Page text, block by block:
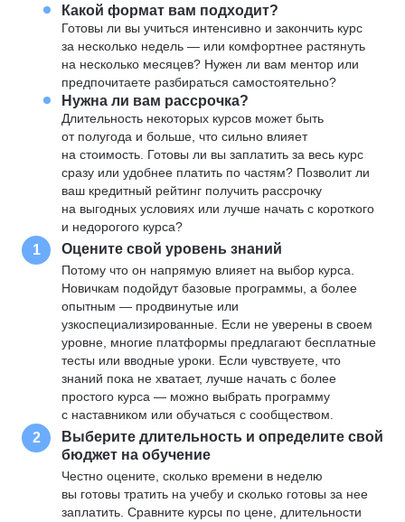
Какой формат вам подходит?
Готовы ли вы учиться интенсивно и закончить курс
за несколько недель — или комфортнее растянуть
на несколько месяцев? Нужен ли вам ментор или
предпочитаете разбираться самостоятельно?
Нужна ли вам рассрочка?
Длительность некоторых курсов может быть
от полугода и больше, что сильно влияет
на стоимость. Готовы ли вы заплатить за весь курс
сразу или удобнее платить по частям? Позволит ли
ваш кредитный рейтинг получить рассрочку
на выгодных условиях или лучше начать с короткого
и недорогого курса?
1 Оцените свой уровень знаний
Потому что он напрямую влияет на выбор курса.
Новичкам подойдут базовые программы, а более
опытным — продвинутые или
узкоспециализированные. Если не уверены в своем
уровне, многие платформы предлагают бесплатные
тесты или вводные уроки. Если чувствуете, что
знаний пока не хватает, лучше начать с более
простого курса — можно выбрать программу
с наставником или обучаться с сообществом.
2
Выберите длительность и определите свой
бюджет на обучение
Честно оцените, сколько времени в неделю
вы готовы тратить на учебу и сколько готовы за нее
заплатить. Сравните курсы по цене, длительности